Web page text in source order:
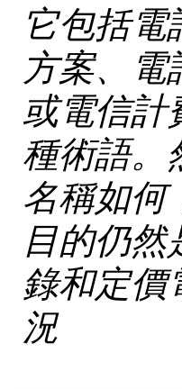
它包括電
方案、電
或電信計
種術語。
名稱如何
目的仍然
錄和定價
況